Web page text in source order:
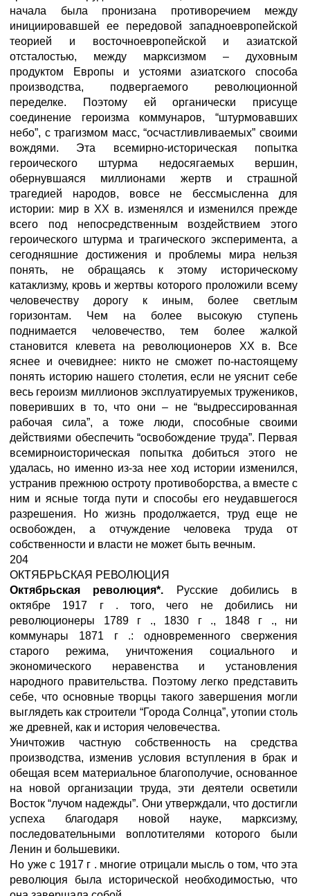
начала была пронизана противоречием между
инициировавшей ее передовой западноевропейской
теорией и восточноевропейской и азиатской
отсталостью, между марксизмом – духовным
продуктом Европы и устоями азиатского способа
производства, подвергаемого революционной
переделке. Поэтому ей органически присуще
соединение героизма коммунаров, “штурмовавших
небо”, с трагизмом масс, “осчастливливаемых” своими
вождями. Эта всемирно-историческая попытка
героического штурма недосягаемых вершин,
обернувшаяся миллионами жертв и страшной
трагедией народов, вовсе не бессмысленна для
истории: мир в XX в. изменялся и изменился прежде
всего под непосредственным воздействием этого
героического штурма и трагического эксперимента, а
сегодняшние достижения и проблемы мира нельзя
понять, не обращаясь к этому историческому
катаклизму, кровь и жертвы которого проложили всему
человечеству дорогу к иным, более светлым
горизонтам. Чем на более высокую ступень
поднимается человечество, тем более жалкой
становится клевета на революционеров XX в. Все
яснее и очевиднее: никто не сможет по-настоящему
понять историю нашего столетия, если не уяснит себе
весь героизм миллионов эксплуатируемых тружеников,
поверивших в то, что они – не “выдрессированная
рабочая сила”, а тоже люди, способные своими
действиями обеспечить “освобождение труда”. Первая
всемирноисторическая попытка добиться этого не
удалась, но именно из-за нее ход истории изменился,
устранив прежнюю остроту противоборства, а вместе с
ним и ясные тогда пути и способы его неудавшегося
разрешения. Но жизнь продолжается, труд еще не
освобожден, а отчуждение человека труда от
собственности и власти не может быть вечным.
204
ОКТЯБРЬСКАЯ РЕВОЛЮЦИЯ
Октябрьская революция*.
Русские добились в
октябре 1917 г . того, чего не добились ни
революционеры 1789 г ., 1830 г ., 1848 г ., ни
коммунары 1871 г .: одновременного свержения
старого режима, уничтожения социального и
экономического неравенства и установления
народного правительства. Поэтому легко представить
себе, что основные творцы такого завершения могли
выглядеть как строители “Города Солнца”, утопии столь
же древней, как и история человечества.
Уничтожив частную собственность на средства
производства, изменив условия вступления в брак и
обещая всем материальное благополучие, основанное
на новой организации труда, эти деятели осветили
Восток “лучом надежды”. Они утверждали, что достигли
успеха благодаря новой науке, марксизму,
последовательными воплотителями которого были
Ленин и большевики.
Но уже с 1917 г . многие отрицали мысль о том, что эта
революция была исторической необходимостью, что